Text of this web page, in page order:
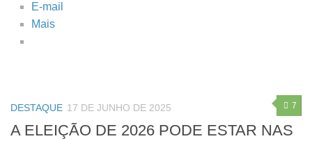
E-mail
Mais
7
DESTAQUE 17 DE JUNHO DE 2025
A ELEIÇÃO DE 2026 PODE ESTAR NAS